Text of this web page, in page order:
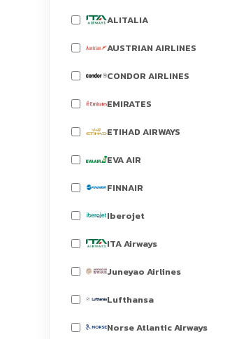
ALITALIA
AUSTRIAN AIRLINES
CONDOR AIRLINES
EMIRATES
ETIHAD AIRWAYS
EVA AIR
FINNAIR
Iberojet
ITA Airways
Juneyao Airlines
Lufthansa
Norse Atlantic Airways